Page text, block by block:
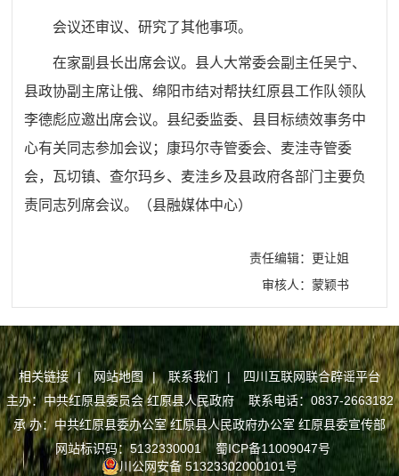
会议还审议、研究了其他事项。
在家副县长出席会议。县人大常委会副主任吴宁、
县政协副主席让俄、绵阳市结对帮扶红原县工作队领队
李德彪应邀出席会议。县纪委监委、县目标绩效事务中
心有关同志参加会议；康玛尔寺管委会、麦洼寺管委
会，瓦切镇、查尔玛乡、麦洼乡及县政府各部门主要负
责同志列席会议。（县融媒体中心）
责任编辑：更让姐
审核人：蒙颖书
相关链接 | 网站地图 | 联系我们 |
四川互联网联合辟谣平台
主办：中共红原县委员会 红原县人民政府 联系电话：0837-2663182
承 办：中共红原县委办公室 红原县人民政府办公室 红原县委宣传部
网站标识码：5132330001蜀ICP备11009047号
川公网安备 51323302000101号